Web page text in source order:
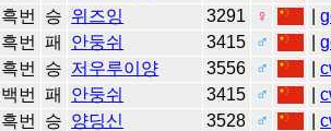
흑번 승 위즈잉 3291 ♀ |
흑번 패 안둥쉬 3415 ♂ |
흑번 승 저우루이양 3556 ♂ |
백번 패 안둥쉬 3415 ♂ |
흑번 승 양딩신 3528 ♂ |